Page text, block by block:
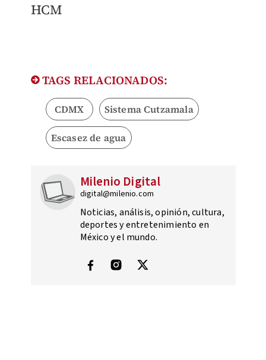
HCM
TAGS RELACIONADOS:
CDMX Sistema Cutzamala
Escasez de agua
Milenio Digital
digital@milenio.com
Noticias, análisis, opinión, cultura,
deportes y entretenimiento en
México y el mundo.